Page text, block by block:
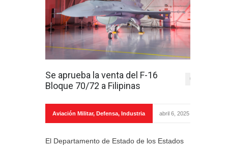
Se aprueba la venta del F-16
Bloque 70/72 a Filipinas
0
Aviación Militar, Defensa, Industria abril 6, 2025
El Departamento de Estado de los Estados